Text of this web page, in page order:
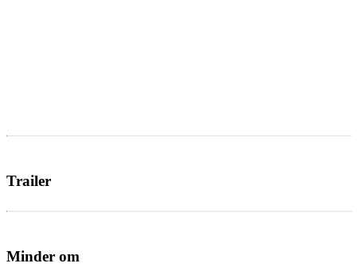
Trailer
Minder om